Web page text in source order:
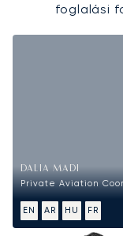
foglalási
DALIA MADI
Private Aviation
EN AR HU FR